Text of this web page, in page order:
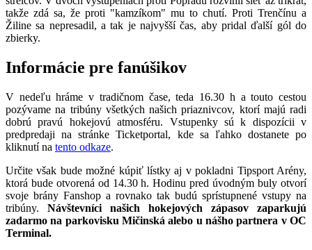
takže zdá sa, že proti "kamzíkom" mu to chutí. Proti Trenčínu a
Žiline sa nepresadil, a tak je najvyšší čas, aby pridal ďalší gól do
zbierky.
Informácie pre fanúšikov
V nedeľu hráme v tradičnom čase, teda 16.30 h a touto cestou
pozývame na tribúny všetkých našich priaznivcov, ktorí majú radi
dobrú pravú hokejovú atmosféru. Vstupenky sú k dispozícii v
predpredaji na stránke Ticketportal, kde sa ľahko dostanete po
kliknutí na tento odkaze.
Určite však bude možné kúpiť lístky aj v pokladni Tipsport Arény,
ktorá bude otvorená od 14.30 h. Hodinu pred úvodným buly otvorí
svoje brány Fanshop a rovnako tak budú sprístupnené vstupy na
tribúny. Návštevníci našich hokejových zápasov zaparkujú
zadarmo na parkovisku Mičinská alebo u nášho partnera v OC
Terminal.